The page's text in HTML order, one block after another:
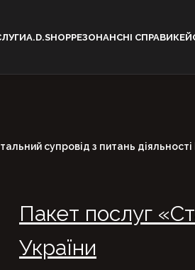
A.D.SHOPРЕЗОНАНСНІ СПРАВИ
супровід з питань діяльності
Пакет послуг
України